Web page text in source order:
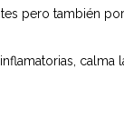
pero también